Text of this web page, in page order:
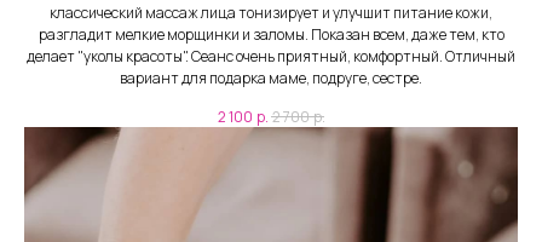
классический массаж лица тонизирует и улучшит питание кожи,
разгладит мелкие морщинки и заломы. Показан всем, даже тем, кто
делает "уколы красоты". Сеанс очень приятный, комфортный. Отличный
вариант для подарка маме, подруге, сестре.
2 100 р. 2 700р.